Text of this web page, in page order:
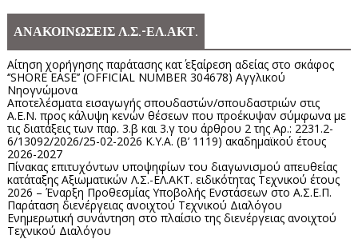
ΑΝΑΚΟΙΝΩΣΕΙΣ Λ.Σ.-ΕΛ.ΑΚΤ.
Αίτηση χορήγησης παράτασης κατ΄ εξαίρεση αδείας στο σκάφος
‘’SHORE EASE’’ (OFFICIAL NUMBER 304678) Αγγλικού
Νηογνώμονα
Αποτελέσματα εισαγωγής σπουδαστών/σπουδαστριών στις
Α.Ε.Ν. προς κάλυψη κενών θέσεων που προέκυψαν σύμφωνα με
τις διατάξεις των παρ. 3.β και 3.γ του άρθρου 2 της Αρ.: 2231.2-
6/13092/2026/25-02-2026 Κ.Υ.Α. (Β’ 1119) ακαδημαϊκού έτους
2026-2027
Πίνακας επιτυχόντων υποψηφίων του διαγωνισμού απευθείας
κατάταξης Αξιωματικών Λ.Σ.-ΕΛ.ΑΚΤ. ειδικότητας Τεχνικού έτους
2026 – Έναρξη Προθεσμίας Υποβολής Ενστάσεων στο Α.Σ.Ε.Π.
Παράταση διενέργειας ανοιχτού Τεχνικού Διαλόγου
Ενημερωτική συνάντηση στο πλαίσιο της διενέργειας ανοιχτού
Τεχνικού Διαλόγου